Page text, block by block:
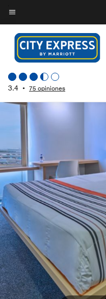
Skip
to
main
content
Texto del menú
3.4 • 75 opiniones